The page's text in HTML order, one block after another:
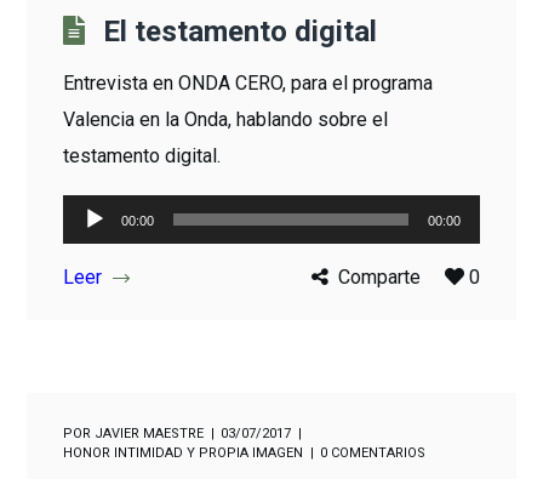
El testamento digital
Entrevista en ONDA CERO, para el programa
Valencia en la Onda, hablando sobre el
testamento digital.
Reproductor
de
audio
00:00 00:00
Leer Comparte 0
POR JAVIER MAESTRE
03/07/2017
HONOR INTIMIDAD Y PROPIA IMAGEN
0 COMENTARIOS